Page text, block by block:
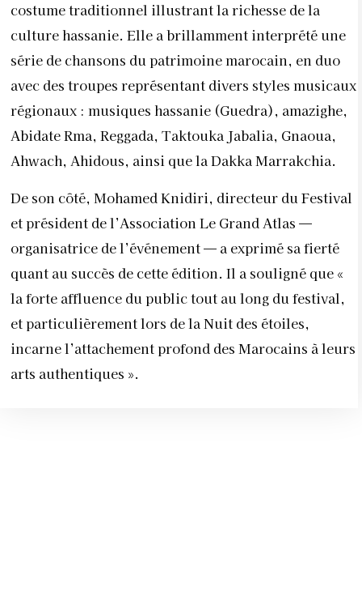
costume traditionnel illustrant la richesse de la
culture hassanie. Elle a brillamment interprété une
série de chansons du patrimoine marocain, en duo
avec des troupes représentant divers styles musicaux
régionaux : musiques hassanie (Guedra), amazighe,
Abidate Rma, Reggada, Taktouka Jabalia, Gnaoua,
Ahwach, Ahidous, ainsi que la Dakka Marrakchia.
De son côté, Mohamed Knidiri, directeur du Festival
et président de l’Association Le Grand Atlas —
organisatrice de l’événement — a exprimé sa fierté
quant au succès de cette édition. Il a souligné que «
la forte affluence du public tout au long du festival,
et particulièrement lors de la Nuit des étoiles,
incarne l’attachement profond des Marocains à leurs
arts authentiques ».